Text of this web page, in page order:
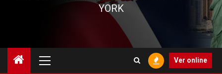
YORK
principal
Ver online